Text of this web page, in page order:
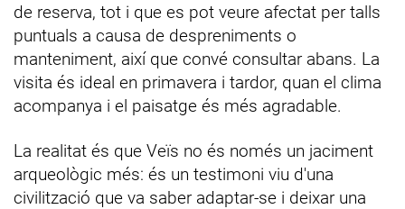
de reserva, tot i que es pot veure afectat per talls
puntuals a causa de despreniments o
manteniment, així que convé consultar abans. La
visita és ideal en primavera i tardor, quan el clima
acompanya i el paisatge és més agradable.
La realitat és que Veïs no és només un jaciment
arqueològic més: és un testimoni viu d'una
civilització que va saber adaptar-se i deixar una